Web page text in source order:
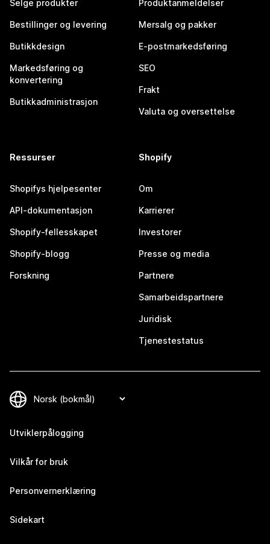
Selge produkter
Bestillinger og levering
Butikkdesign
Markedsføring og
konvertering
Butikkadministrasjon
Produktanmeldelser
Mersalg og pakker
E-postmarkedsføring
SEO
Frakt
Valuta og oversettelse
Ressurser
Shopifys hjelpesenter
API-dokumentasjon
Shopify-fellesskapet
Shopify-blogg
Forskning
Shopify
Om
Karrierer
Investorer
Presse og media
Partnere
Samarbeidspartnere
Juridisk
Tjenestestatus
Utviklerpålogging
Vilkår for bruk
Personvernerklæring
Sidekart